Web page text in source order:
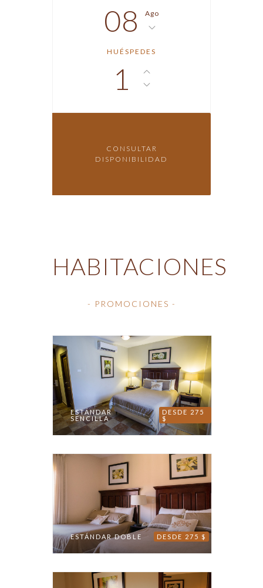
08 Ago
HUÉSPEDES
1
HABITACIONES
- PROMOCIONES -
ESTÁNDAR
SENCILLA
DESDE 275
$
ESTÁNDAR DOBLE DESDE 275 $